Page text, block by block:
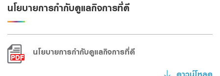
นโยบายการกำกับดูแลกิจการที่ดี
นโยบายการกำกับดูแลกิจการที่ดี
ดาวน์โหลด